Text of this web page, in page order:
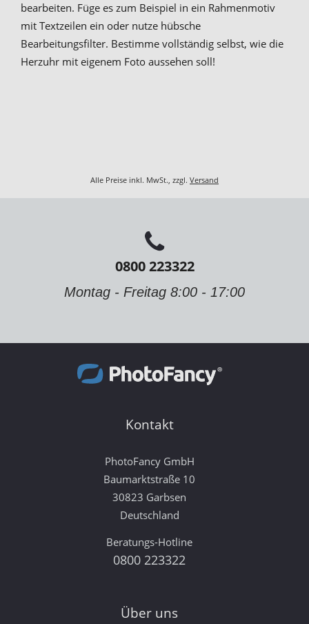
bearbeiten. Füge es zum Beispiel in ein Rahmenmotiv
mit Textzeilen ein oder nutze hübsche
Bearbeitungsfilter. Bestimme vollständig selbst, wie die
Herzuhr mit eigenem Foto aussehen soll!
Alle Preise inkl. MwSt., zzgl. Versand
0800 223322
Montag - Freitag 8:00 - 17:00
Kontakt
PhotoFancy GmbH
Baumarktstraße 10
30823 Garbsen
Deutschland
Beratungs-Hotline
0800 223322
Über uns